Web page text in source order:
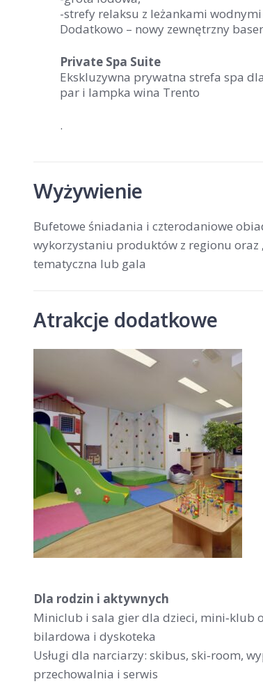
-strefy relaksu z leżankami
Dodatkowo – nowy zewnętrzny
Private Spa Suite
Ekskluzywna prywatna strefa spa
par i lampka wina Trento
.
Wyżywienie
Bufetowe śniadania i czterodaniowe
wykorzystaniu produktów z regionu oraz
tematyczna lub gala
Atrakcje dodatkowe
Dla rodzin i aktywnych
Miniclub i sala gier dla dzieci, mini‑klub
bilardowa i dyskoteka
Usługi dla narciarzy: skibus, ski‑room,
przechowalnia i serwis